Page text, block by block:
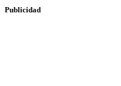
Publicidad